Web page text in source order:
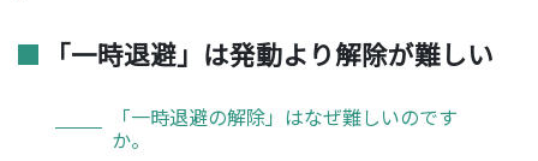
「一時退避」は発動より解除が難しい
「一時退避の解除」はなぜ難しいのです
か。